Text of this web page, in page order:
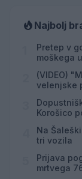
Najbolj
Pretep v
moškega
(VIDEO)
velenjske
Korošico
Na
tri vozila
Prijava
mrtvega